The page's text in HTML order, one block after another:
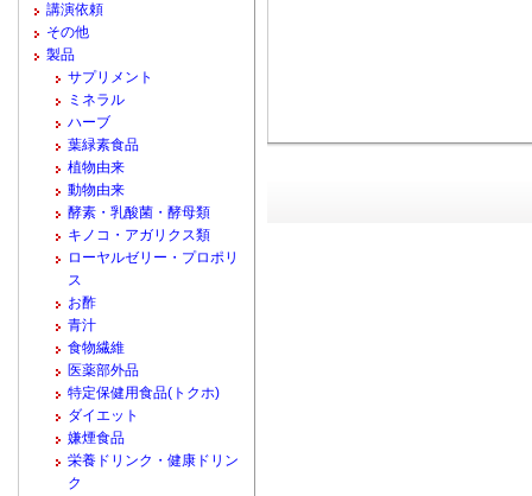
講演依頼
その他
製品
サプリメント
ミネラル
ハーブ
葉緑素食品
植物由来
動物由来
酵素・乳酸菌・酵母類
キノコ・アガリクス類
ローヤルゼリー・プロポリ
ス
お酢
青汁
食物繊維
医薬部外品
特定保健用食品(トクホ)
ダイエット
嫌煙食品
栄養ドリンク・健康ドリン
ク